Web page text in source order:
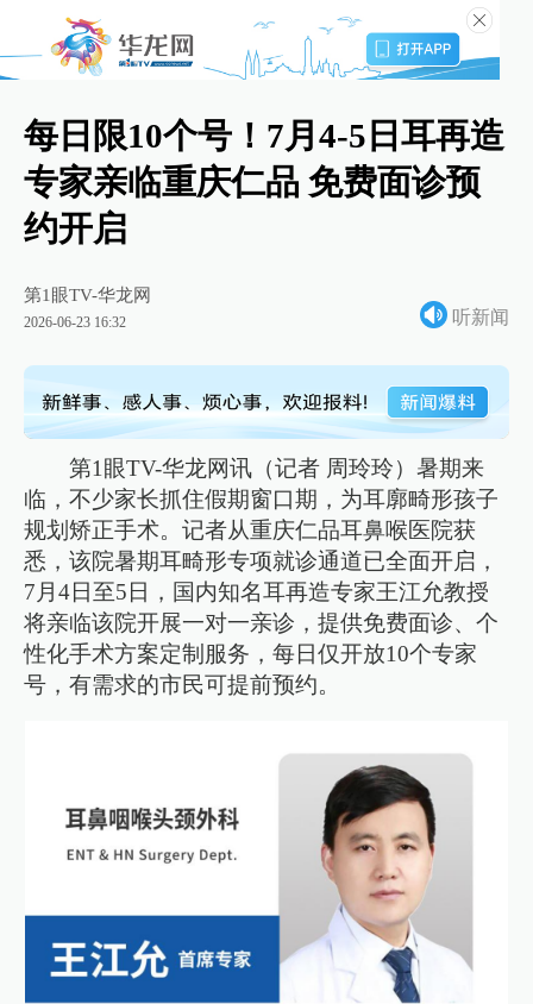
每日限10个号！7月4-5日耳再造
专家亲临重庆仁品 免费面诊预
约开启
第1眼TV-华龙网
2026-06-23 16:32 听新闻
第1眼TV-华龙网讯（记者 周玲玲）暑期来
临，不少家长抓住假期窗口期，为耳廓畸形孩子
规划矫正手术。记者从重庆仁品耳鼻喉医院获
悉，该院暑期耳畸形专项就诊通道已全面开启，
7月4日至5日，国内知名耳再造专家王江允教授
将亲临该院开展一对一亲诊，提供免费面诊、个
性化手术方案定制服务，每日仅开放10个专家
号，有需求的市民可提前预约。